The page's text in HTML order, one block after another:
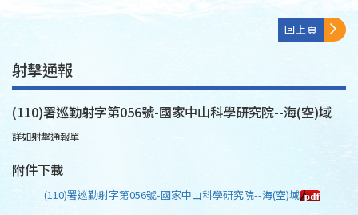
回上頁
射擊通報
(110)署巡勤射字第056號-國家中山科學研究院--海(空)域
詳如射擊通報單
附件下載
(110)署巡勤射字第056號-國家中山科學研究院--海(空)域